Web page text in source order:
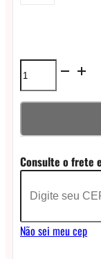
Coil
Cartucho
Series
Pod
(Unidade)
quantidade
Consulte o frete
Não sei meu cep